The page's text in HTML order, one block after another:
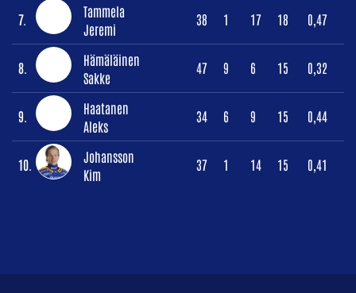
7.
Tammela
Jeremi
38 1 17 18 0,47
8.
Hämäläinen
Sakke
47 9 6 15 0,32
9.
Haatanen
Aleks
34 6 9 15 0,44
10.
Johansson
Kim
37 1 14 15 0,41